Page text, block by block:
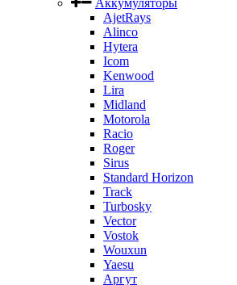
Аккумуляторы
AjetRays
Alinco
Hytera
Icom
Kenwood
Lira
Midland
Motorola
Racio
Roger
Sirus
Standard Horizon
Track
Turbosky
Vector
Vostok
Wouxun
Yaesu
Аргут